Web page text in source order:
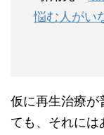
悩む人がい
仮に再生治療が
ても、それには